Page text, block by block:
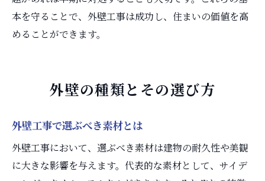
本を守ることで、外壁工事は成功し、住まいの価値を高
めることができます。
外壁の種類とその選び方
外壁工事で選ぶべき素材とは
外壁工事において、選ぶべき素材は建物の耐久性や美観
に大きな影響を与えます。代表的な素材として、サイデ